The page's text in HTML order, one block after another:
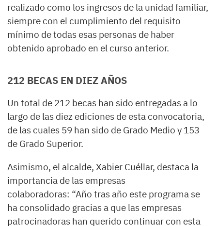
realizado como los ingresos de la unidad familiar,
siempre con el cumplimiento del requisito
mínimo de todas esas personas de haber
obtenido aprobado en el curso anterior.
212 BECAS EN DIEZ AÑOS
Un total de 212 becas han sido entregadas a lo
largo de las diez ediciones de esta convocatoria,
de las cuales 59 han sido de Grado Medio y 153
de Grado Superior.
Asimismo, el alcalde, Xabier Cuéllar, destaca la
importancia de las empresas
colaboradoras: “Año tras año este programa se
ha consolidado gracias a que las empresas
patrocinadoras han querido continuar con esta